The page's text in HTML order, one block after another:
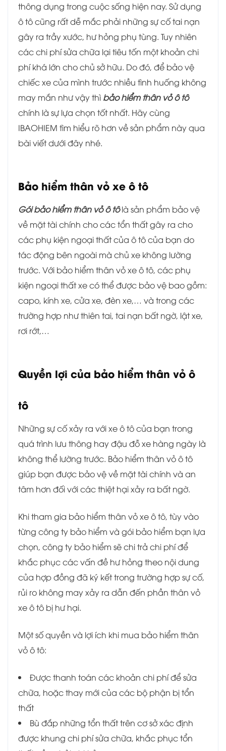
thông dụng trong cuộc sống hiện nay. Sử dụng
ô tô cũng rất dễ mắc phải những sự cố tai nạn
gây ra trầy xước, hư hỏng phụ tùng. Tuy nhiên
các chi phí sửa chữa lại tiêu tốn một khoản chi
phí khá lớn cho chủ sở hữu. Do đó, để bảo vệ
chiếc xe của mình trước nhiều tình huống không
may mắn như vậy thì bảo hiểm thân vỏ ô tô
chính là sự lựa chọn tốt nhất. Hãy cùng
IBAOHIEM tìm hiểu rõ hơn về sản phẩm này qua
bài viết dưới đây nhé.
Bảo hiểm thân vỏ xe ô tô
Gói bảo hiểm thân vỏ ô tôlà sản phẩm bảo vệ
về mặt tài chính cho các tổn thất gây ra cho
các phụ kiện ngoại thất của ô tô của bạn do
tác động bên ngoài mà chủ xe không lường
trước. Với bảo hiểm thân vỏ xe ô tô, các phụ
kiện ngoại thất xe có thể được bảo vệ bao gồm:
capo, kính xe, cửa xe, đèn xe,… và trong các
trường hợp như thiên tai, tai nạn bất ngờ, lật xe,
rơi rớt,…
Quyền lợi của bảo hiểm thân vỏ ô
tô
Những sự cố xảy ra với xe ô tô của bạn trong
quá trình lưu thông hay đậu đỗ xe hàng ngày là
không thể lường trước. Bảo hiểm thân vỏ ô tô
giúp bạn được bảo vệ về mặt tài chính và an
tâm hơn đối với các thiệt hại xảy ra bất ngờ.
Khi tham gia bảo hiểm thân vỏ xe ô tô, tùy vào
từng công ty bảo hiểm và gói bảo hiểm bạn lựa
chọn, công ty bảo hiểm sẽ chi trả chi phí để
khắc phục các vấn đề hư hỏng theo nội dung
của hợp đồng đã ký kết trong trường hợp sự cố,
rủi ro không may xảy ra dẫn đến phần thân vỏ
xe ô tô bị hư hại.
Một số quyền và lợi ích khi mua bảo hiểm thân
vỏ ô tô:
Được thanh toán các khoản chi phí để sửa
chữa, hoặc thay mới của các bộ phận bị tổn
thất
Bù đắp những tổn thất trên cơ sở xác định
được khung chi phí sửa chữa, khắc phục tổn